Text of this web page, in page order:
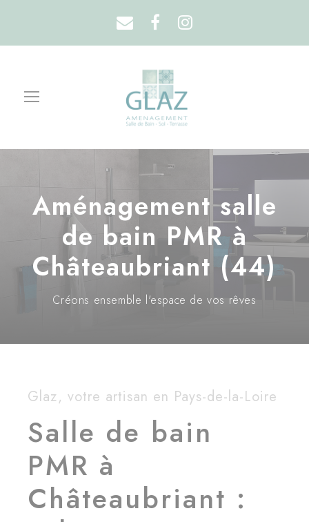
Aménagement salle
de bain PMR à
Châteaubriant (44)
Créons ensemble l'espace de vos rêves
Glaz, votre artisan en Pays-de-la-Loire
Salle de bain
PMR à
Châteaubriant :